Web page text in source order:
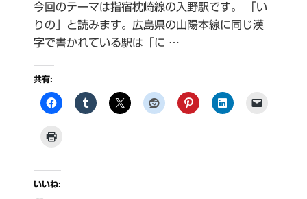
今回のテーマは指宿枕崎線の入野駅です。 「い
りの」と読みます。広島県の山陽本線に同じ漢
字で書かれている駅は「に …
共有:
いいね: